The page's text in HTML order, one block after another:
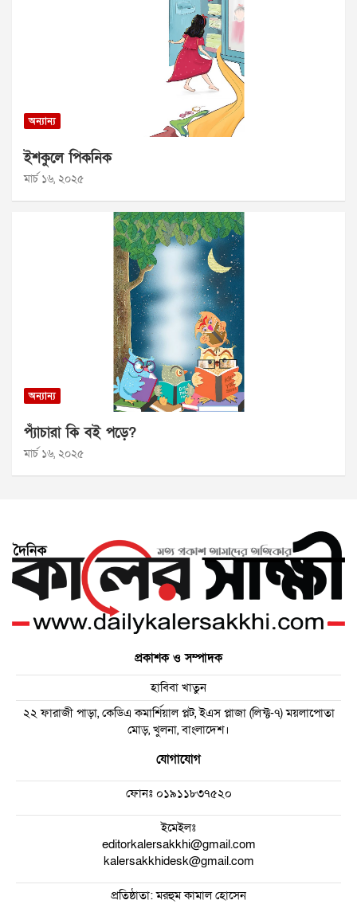
অন্যান্য
ইশকুলে পিকনিক
মার্চ ১৬, ২০২৫
অন্যান্য
প্যাঁচারা কি বই পড়ে?
মার্চ ১৬, ২০২৫
প্রকাশক ও সম্পাদক
হাবিবা খাতুন
২২ ফারাজী পাড়া, কেডিএ কমার্শিয়াল প্লট, ইএস প্লাজা (লিফ্ট-৭) ময়লাপোতা
মোড়, খুলনা, বাংলাদেশ।
যোগাযোগ
ফোনঃ০১৯১১৮৩৭৫২০
ইমেইলঃ
editorkalersakkhi@gmail.com
kalersakkhidesk@gmail.com
প্রতিষ্ঠাতা: মরহুম কামাল হোসেন